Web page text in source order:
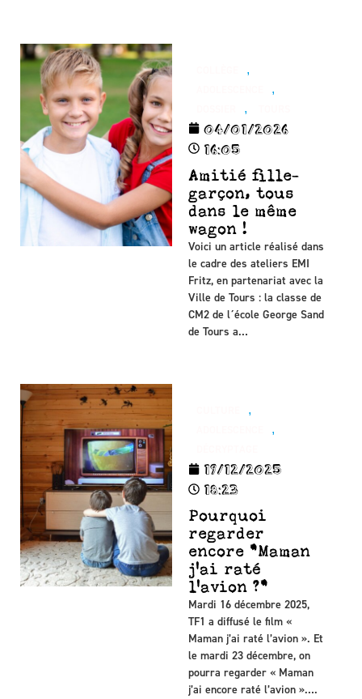
,
,
,
04/01/2026
16:05
Amitié fille-
garçon, tous
dans le même
wagon !
Voici un article réalisé dans
le cadre des ateliers EMI
Fritz, en partenariat avec la
Ville de Tours : la classe de
CM2 de l´école George Sand
de Tours a…
,
,
19/12/2025
18:23
Pourquoi
regarder
encore "Maman
j'ai raté
l'avion ?"
Mardi 16 décembre 2025,
TF1 a diffusé le film «
Maman j’ai raté l’avion ». Et
le mardi 23 décembre, on
pourra regarder « Maman
j’ai encore raté l’avion »….